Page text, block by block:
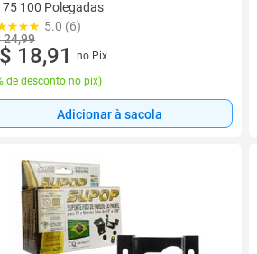
75 100 Polegadas
5.0 (6)
24,99
18,91
no Pix
de desconto no pix)
Adicionar à sacola